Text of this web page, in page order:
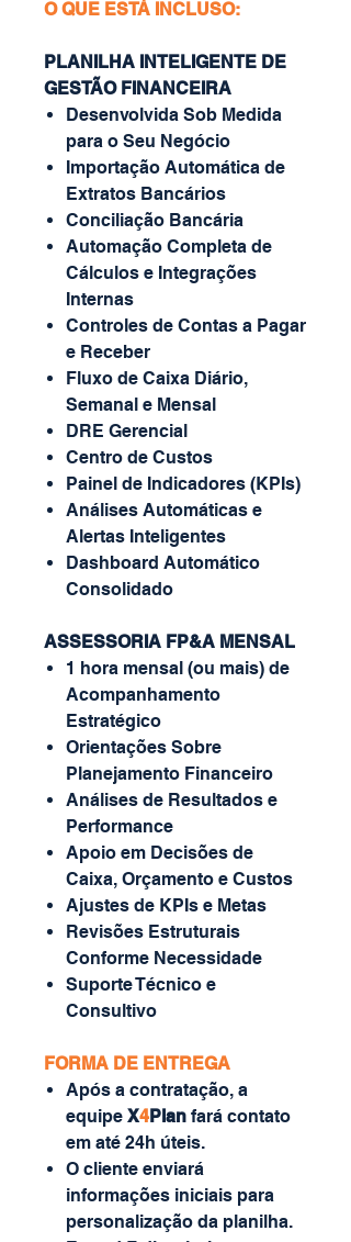
O QUE ESTÁ INCLUSO:
PLANILHA INTELIGENTE DE
GESTÃO FINANCEIRA
Desenvolvida Sob Medida
para o Seu Negócio
Importação Automática de
Extratos Bancários
Conciliação Bancária
Automação Completa de
Cálculos e Integrações
Internas
Controles de Contas a Pagar
e Receber
Fluxo de Caixa Diário,
Semanal e Mensal
DRE Gerencial
Centro de Custos
Painel de Indicadores (KPIs)
Análises Automáticas e
Alertas Inteligentes
Dashboard Automático
Consolidado
ASSESSORIA FP&A MENSAL
1 hora mensal (ou mais) de
Acompanhamento
Estratégico
Orientações Sobre
Planejamento Financeiro
Análises de Resultados e
Performance
Apoio em Decisões de
Caixa, Orçamento e Custos
Ajustes de KPIs e Metas
Revisões Estruturais
Conforme Necessidade
Suporte Técnico e
Consultivo
FORMA DE ENTREGA
Após a contratação, a
equipe X4Plan fará contato
em até 24h úteis.
O cliente enviará
informações iniciais para
personalização da planilha.